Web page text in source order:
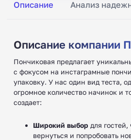
Описание Анализ
Описание компании
Пончиковая предлагает
с фокусом на инстаграмные
упаковку. У нас один вид теста,
огромное количество начинок и
создает:
Широкий выбор для
вернуться и попробовать